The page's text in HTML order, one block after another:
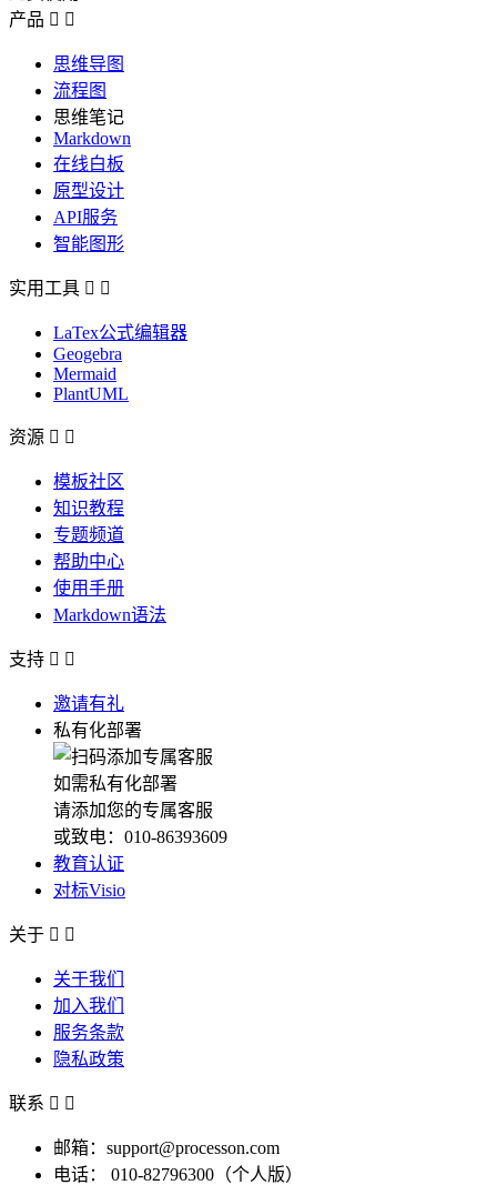
产品  
思维导图
流程图
思维笔记
Markdown
在线白板
原型设计
API服务
智能图形
实用工具  
LaTex公式编辑器
Geogebra
Mermaid
PlantUML
资源  
模板社区
知识教程
专题频道
帮助中心
使用手册
Markdown语法
支持  
邀请有礼
私有化部署
如需私有化部署
请添加您的专属客服
或致电：010-86393609
教育认证
对标Visio
关于  
关于我们
加入我们
服务条款
隐私政策
联系  
邮箱：support@processon.com
电话：
010-82796300（个人版）